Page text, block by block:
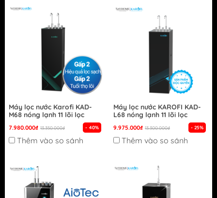
Máy lọc nước Karofi KAD-
M68 nóng lạnh 11 lõi lọc
7.980.000₫ 13.350.000₫ - 40%
Thêm vào so sánh
Máy lọc nước KAROFI KAD-
L68 nóng lạnh 11 lõi lọc
9.975.000₫ 13.300.000₫ - 25%
Thêm vào so sánh